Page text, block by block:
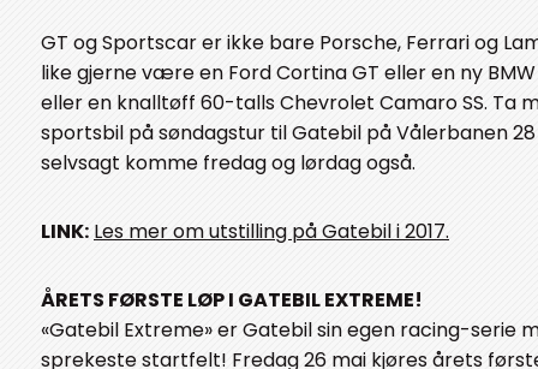
GT og Sportscar er ikke bare Porsche, Ferrari og
like gjerne være en Ford Cortina GT eller en ny BMW
eller en knalltøff 60-talls Chevrolet Camaro SS. Ta
sportsbil på søndagstur til Gatebil på Vålerbanen 28
selvsagt komme fredag og lørdag også.
LINK: Les mer om utstilling på Gatebil i 2017.
ÅRETS FØRSTE LØP I GATEBIL EXTREME!
«Gatebil Extreme» er Gatebil sin egen racing-serie
sprekeste startfelt! Fredag 26 mai kjøres årets